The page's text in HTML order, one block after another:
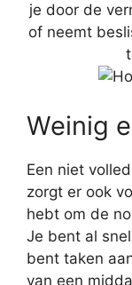
je door de
of neemt
Weinig
Een niet
zorgt er ook
hebt om de
Je bent al
bent taken
van een